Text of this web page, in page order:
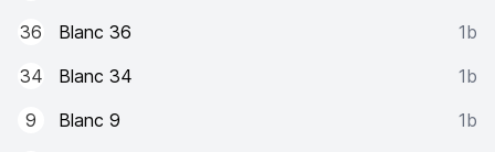
36
Blanc 36
1b
34
Blanc 34
1b
9
Blanc 9
1b